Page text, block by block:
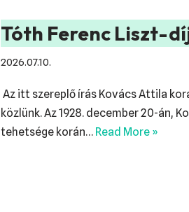
Tóth Ferenc Liszt-
2026.07.10.
Az itt szereplő írás Kovács Attila
közlünk. Az 1928. december 20-án,
tehetsége korán… Read More »